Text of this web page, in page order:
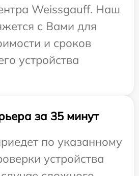
Weissgauff. Наш
с Вами для
и сроков
устройства
за 35 минут
по указанному
устройства